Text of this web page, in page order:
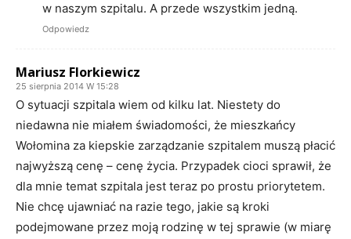
w naszym szpitalu. A przede wszystkim jedną.
Odpowiedz
Mariusz Florkiewicz
25 sierpnia 2014 W 15:28
O sytuacji szpitala wiem od kilku lat. Niestety do
niedawna nie miałem świadomości, że mieszkańcy
Wołomina za kiepskie zarządzanie szpitalem muszą płacić
najwyższą cenę – cenę życia. Przypadek cioci sprawił, że
dla mnie temat szpitala jest teraz po prostu priorytetem.
Nie chcę ujawniać na razie tego, jakie są kroki
podejmowane przez moją rodzinę w tej sprawie (w miarę